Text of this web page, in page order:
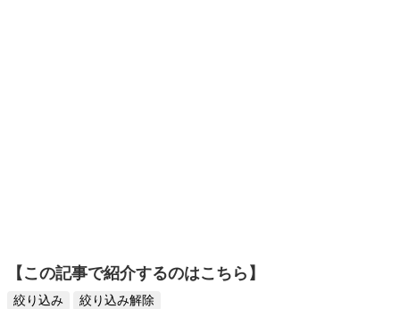
【この記事で紹介するのはこちら】
絞り込み
絞り込み解除